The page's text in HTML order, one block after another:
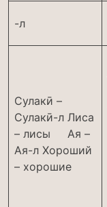
-л
Сулакӣ –
Сулакӣ-л Лиса
– лисы Ая –
Ая-л Хороший
– хорошие